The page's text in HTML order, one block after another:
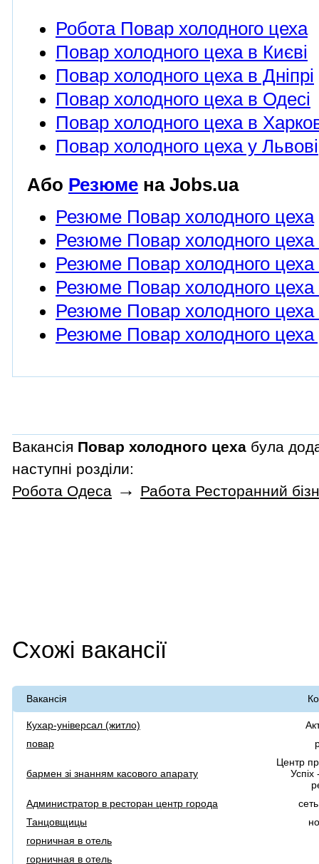
Робота Повар холодного цеха
Повар холодного цеха в Києві
Повар холодного цеха в Дніпрі
Повар холодного цеха в Одесі
Повар холодного цеха в
Повар холодного цеха у Львові
Або Резюме на Jobs.ua
Резюме Повар холодного цеха
Резюме Повар холодного цеха
Резюме Повар холодного цеха
Резюме Повар холодного цеха
Резюме Повар холодного цеха
Резюме Повар холодного цеха
Вакансія Повар холодного цеха була
наступні розділи:
Робота Одеса → Работа Ресторанний
Схожі вакансії
Вакансія
Кухар-універсал (житло)
повар
бармен зі знанням касового апарату
Центр
Успіх
Администратор в ресторан центр города
Танцовщицы
горничная в отель
горничная в отель